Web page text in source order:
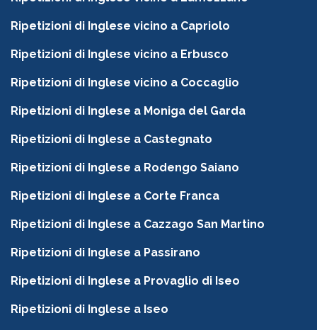
Ripetizioni di Inglese vicino a Capriolo
Ripetizioni di Inglese vicino a Erbusco
Ripetizioni di Inglese vicino a Coccaglio
Ripetizioni di Inglese a Moniga del Garda
Ripetizioni di Inglese a Castegnato
Ripetizioni di Inglese a Rodengo Saiano
Ripetizioni di Inglese a Corte Franca
Ripetizioni di Inglese a Cazzago San Martino
Ripetizioni di Inglese a Passirano
Ripetizioni di Inglese a Provaglio di Iseo
Ripetizioni di Inglese a Iseo